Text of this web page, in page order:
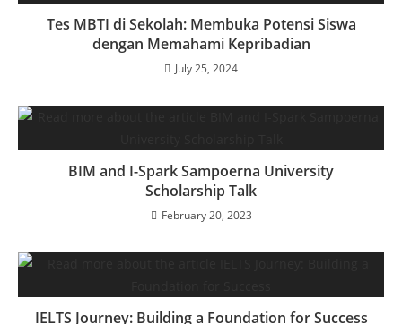
Tes MBTI di Sekolah: Membuka Potensi Siswa
dengan Memahami Kepribadian
July 25, 2024
BIM and I-Spark Sampoerna University
Scholarship Talk
February 20, 2023
IELTS Journey: Building a Foundation for Success